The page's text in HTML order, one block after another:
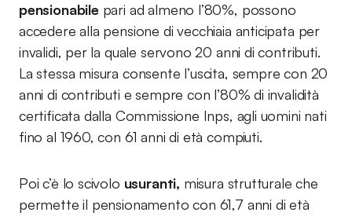
pensionabilepari ad almeno l’80%, possono
accedere alla pensione di vecchiaia anticipata per
invalidi, per la quale servono 20 anni di contributi.
La stessa misura consente l’uscita, sempre con 20
anni di contributi e sempre con l’80% di invalidità
certificata dalla Commissione Inps, agli uomini nati
fino al 1960, con 61 anni di età compiuti.
Poi c’è lo scivolo usuranti, misura strutturale che
permette il pensionamento con 61,7 anni di età